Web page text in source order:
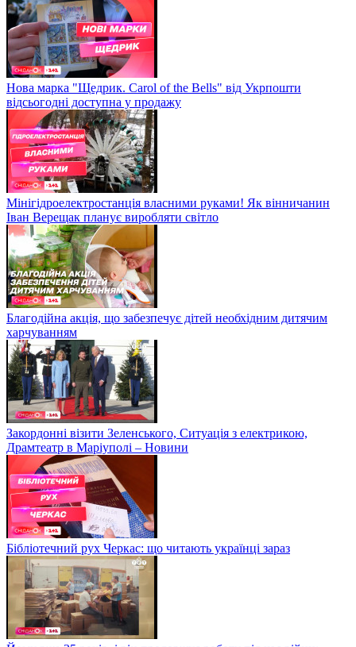
Нова марка "Щедрик. Carol of the Bells" від Укрпошти
відсьогодні доступна у продажу
Мінігідроелектростанція власними руками! Як вінничанин
Іван Верещак планує виробляти світло
Благодійна акція, що забезпечує дітей необхідним дитячим
харчуванням
Закордонні візити Зеленського, Ситуація з електрикою,
Драмтеатр в Маріуполі – Новини
Бібліотечний рух Черкас: що читають українці зараз